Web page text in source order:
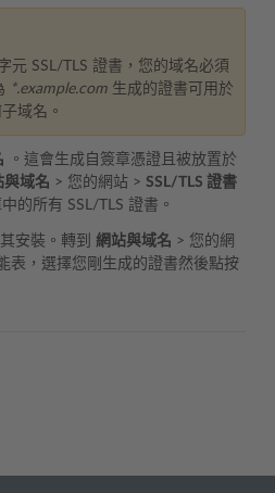
元 SSL/TLS 證書，您的域名必須
*.example.com 生成的證書可用於
域名。
。這會生成自簽章憑證且被放置於
與域名 > 您的網站 > SSL/TLS 證書
的所有 SSL/TLS 證書。
安裝。轉到 網站與域名 > 您的網
表，選擇您剛生成的證書然後點按